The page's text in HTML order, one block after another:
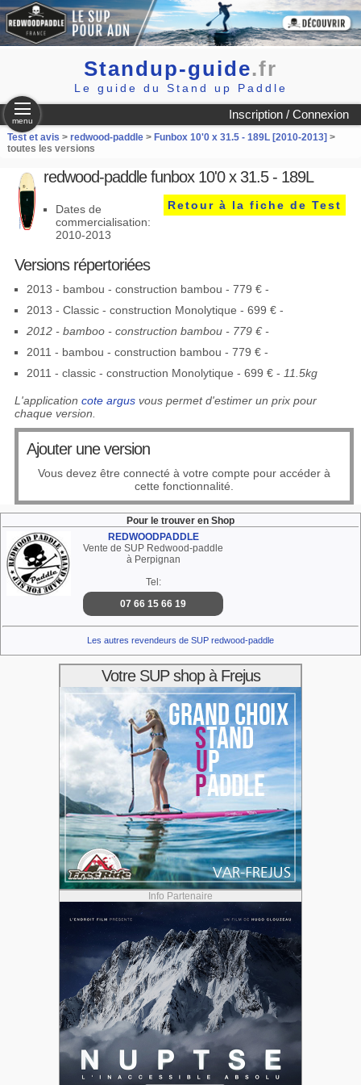
Standup-guide.fr
Le guide du Stand up Paddle
Inscription / Connexion
menu
Test et avis > redwood-paddle> Funbox 10'0 x 31.5 - 189L [2010-2013] >
toutes les versions
redwood-paddle funbox 10'0 x 31.5 - 189L
Retour à la fiche de Test
Dates de
commercialisation:
2010-2013
Versions répertoriées
2013 - bambou - construction bambou - 779 € -
2013 - Classic - construction Monolytique - 699 € -
2012 - bamboo - construction bambou - 779 € -
2011 - bambou - construction bambou - 779 € -
2011 - classic - construction Monolytique - 699 € - 11.5kg
L'application cote argusvous permet d'estimer un prix pour
chaque version.
Ajouter une version
Vous devez être connecté à votre compte pour accéder à
cette fonctionnalité.
Pour le trouver en Shop
REDWOODPADDLE
Vente de SUP Redwood-paddle
à Perpignan
Tel:
07 66 15 66 19
Les autres revendeurs de SUP redwood-paddle
Votre SUP shop à Frejus
Info Partenaire